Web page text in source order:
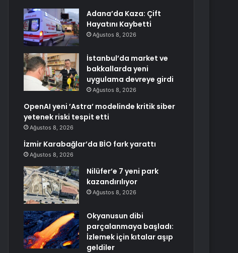
Adana’da Kaza: Çift
Hayatını Kaybetti
Ağustos 8, 2026
İstanbul’da market ve
bakkallarda yeni
uygulama devreye girdi
Ağustos 8, 2026
OpenAI yeni ’Astra’ modelinde kritik siber
yetenek riski tespit etti
Ağustos 8, 2026
İzmir Karabağlar’da BİO fark yarattı
Ağustos 8, 2026
Nilüfer’e 7 yeni park
kazandırılıyor
Ağustos 8, 2026
Okyanusun dibi
parçalanmaya başladı:
İzlemek için kıtalar aşıp
geldiler